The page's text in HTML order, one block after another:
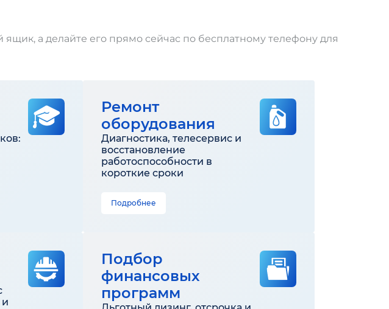
а делайте его прямо сейчас по бесплатному телефону для
Ремонт
оборудования
Диагностика, телесервис и
восстановление
работоспособности в
короткие сроки
Подробнее
Подбор
финансовых
программ